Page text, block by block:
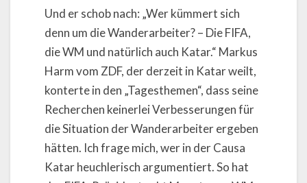
Und er schob nach: „Wer kümmert sich
denn um die Wanderarbeiter? – Die FIFA,
die WM und natürlich auch Katar.“ Markus
Harm vom ZDF, der derzeit in Katar weilt,
konterte in den „Tagesthemen“, dass seine
Recherchen keinerlei Verbesserungen für
die Situation der Wanderarbeiter ergeben
hätten. Ich frage mich, wer in der Causa
Katar heuchlerisch argumentiert. So hat